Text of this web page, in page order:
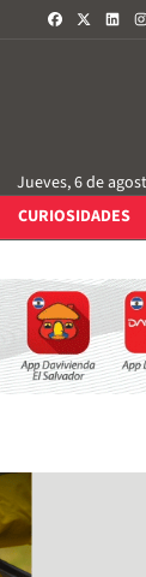
FACEBOOK
Jueves, 6 de
CURIOSIDADES